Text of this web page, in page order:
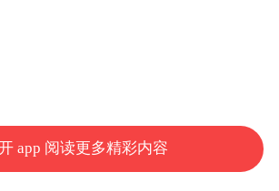
司法这一招，自己实在看不出
好机会，因为绿营民代们没什
app 阅读更多精彩内容